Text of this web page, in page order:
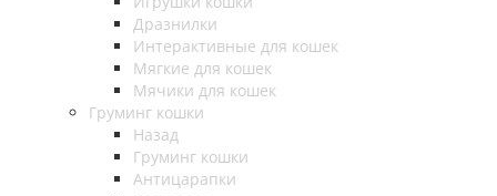
Дразнилки
Интерактивные для кошек
Мягкие для кошек
Мячики для кошек
Груминг кошки
Назад
Груминг кошки
Антицарапки